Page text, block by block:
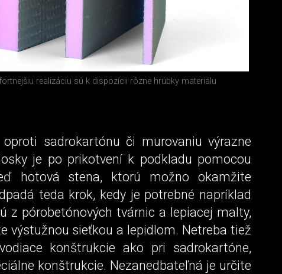
realizáciu sú k dispozícii rôzne hrúbky materiálu
oproti sadrokartónu či murovaniu výrazne
je po prikotvení k podkladu pomocou
hotová stena, ktorú možno okamžite
teda krok, kedy je potrebné napríklad
z pórobetónových tvárnic a lepiacej malty,
výstužnou sieťkou a lepidlom. Netreba tiež
konštrukcie ako pri sadrokartóne,
konštrukcie. Nezanedbateľná je určite